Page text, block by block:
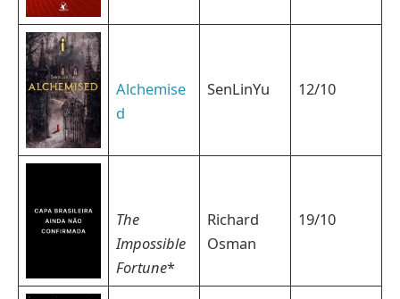
Alchemise
d
SenLinYu 12/10
The
Impossible
Fortune*
Richard
Osman
19/10